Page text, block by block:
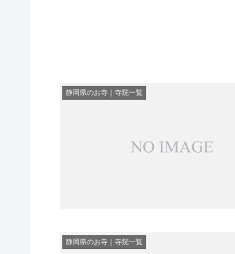
静岡県のお寺｜寺院一覧
静岡県のお寺｜寺院一覧